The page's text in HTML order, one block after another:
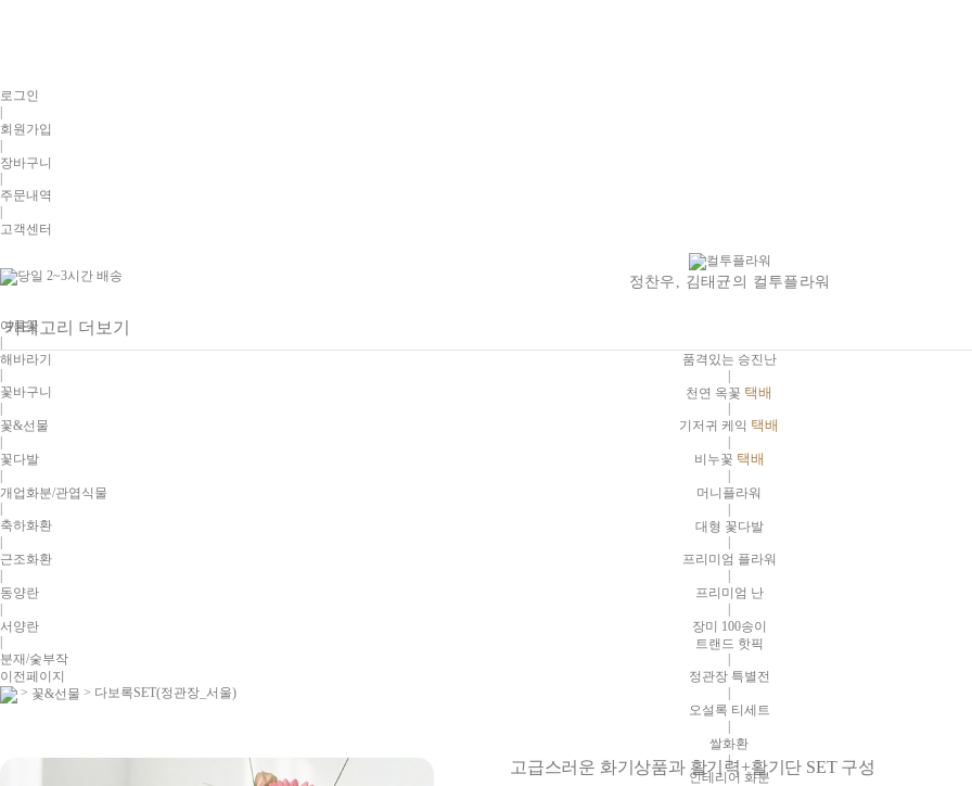
로그인
|
회원가입
|
장바구니
주문내역
고객센터
정찬우, 김태균의 컬투플라워
카테고리 더보기
품격있는 승진난
|
천연 옥꽃 택배
기저귀 케익 택배
비누꽃 택배
|
머니플라워
|
대형 꽃다발
프리미엄 플라워
프리미엄 난
|
장미 100송이
트랜드 핫픽
정관장 특별전
오설록 티세트
|
쌀화환
|
인테리어 화분
여름꽃
|
해바라기
꽃바구니
꽃&선물
|
꽃다발
|
개업화분/관엽식물
축하화환
근조화환
|
동양란
|
서양란
분재/숯부작
이전페이지
> 꽃&선물 > 다보록SET(정관장_서울)
고급스러운 화기상품과 활기력+활기단 SET 구성